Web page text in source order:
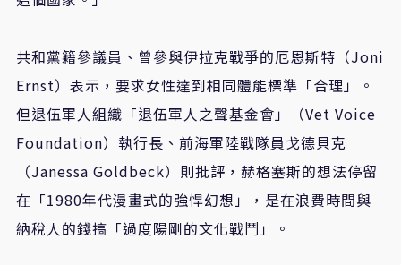
共和黨籍參議員、曾參與伊拉克戰爭的厄恩斯特（Joni
Ernst）表示，要求女性達到相同體能標準「合理」。
但退伍軍人組織「退伍軍人之聲基金會」（Vet Voice
Foundation）執行長、前海軍陸戰隊員戈德貝克
（Janessa Goldbeck）則批評，赫格塞斯的想法停留
在「1980年代漫畫式的強悍幻想」，是在浪費時間與
納稅人的錢搞「過度陽剛的文化戰鬥」。